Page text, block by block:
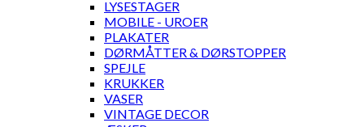
LYSESTAGER
MOBILE - UROER
PLAKATER
DØRMÅTTER & DØRSTOPPER
SPEJLE
KRUKKER
VASER
VINTAGE DECOR